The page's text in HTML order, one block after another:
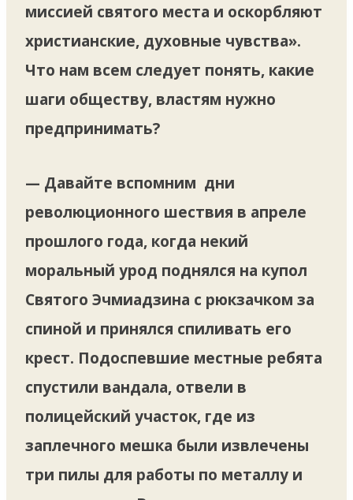
миссией святого места и оскорбляют
христианские, духовные чувства».
Что нам всем следует понять, какие
шаги обществу, властям нужно
предпринимать?
— Давайте вспомним дни
революционного шествия в апреле
прошлого года, когда некий
моральный урод поднялся на купол
Святого Эчмиадзина с рюкзачком за
спиной и принялся спиливать его
крест. Подоспевшие местные ребята
спустили вандала, отвели в
полицейский участок, где из
заплечного мешка были извлечены
три пилы для работы по металлу и